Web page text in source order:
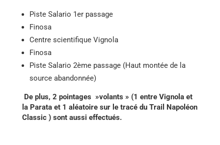
Piste Salario 1er passage
Finosa
Centre scientifique Vignola
Finosa
Piste Salario 2ème passage (Haut montée de la
source abandonnée)
De plus, 2 pointages »volants » (1 entre Vignola et
la Parata et 1 aléatoire sur le tracé du Trail Napoléon
Classic ) sont aussi effectués.